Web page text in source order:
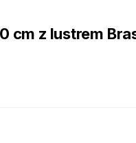
cm z lustrem